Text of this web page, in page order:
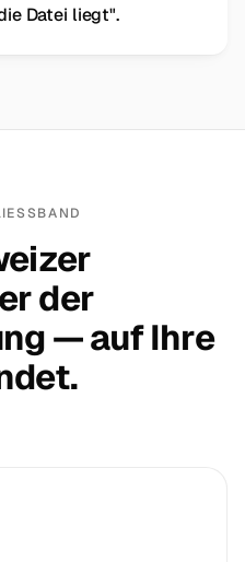
Datei liegt".
der
— auf Ihre